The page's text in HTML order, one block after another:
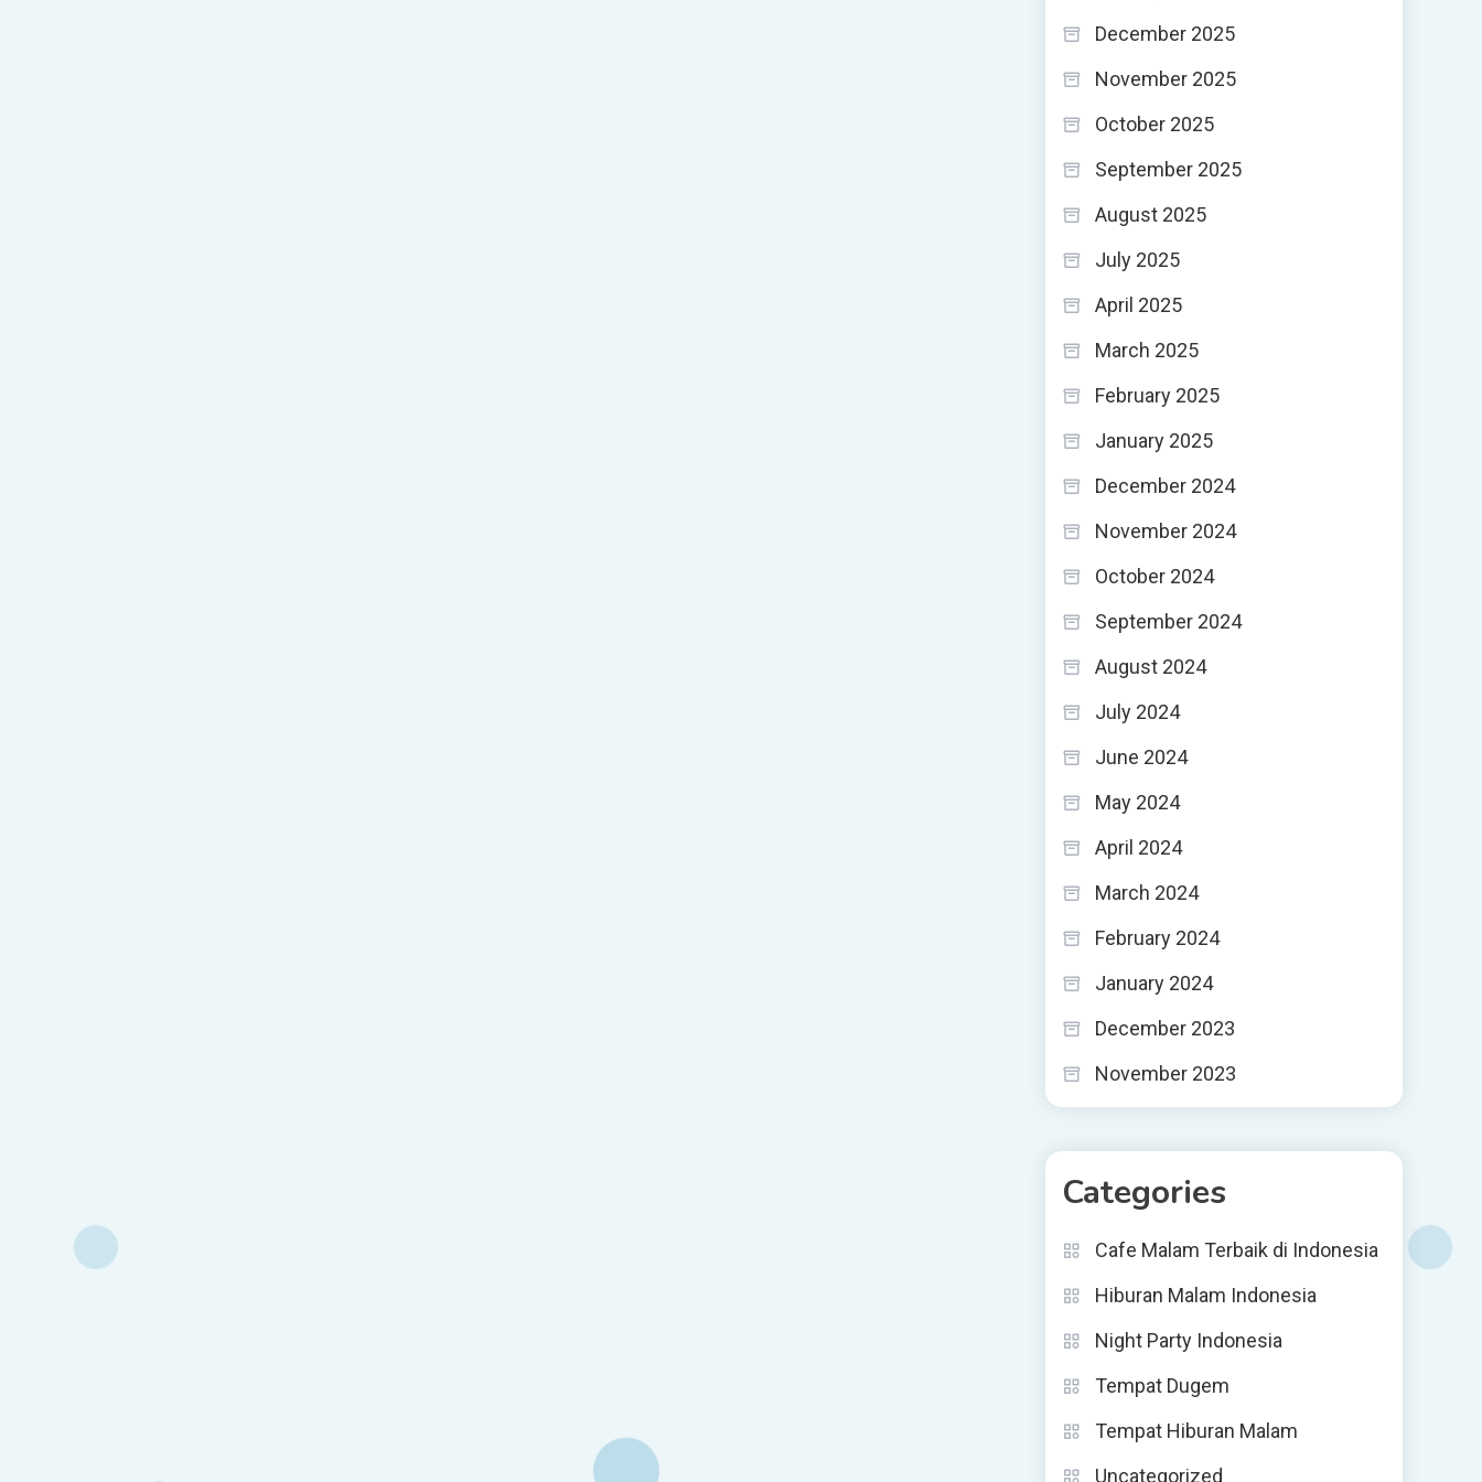
December 2025
November 2025
October 2025
September 2025
August 2025
July 2025
April 2025
March 2025
February 2025
January 2025
December 2024
November 2024
October 2024
September 2024
August 2024
July 2024
June 2024
May 2024
April 2024
March 2024
February 2024
January 2024
December 2023
November 2023
Categories
Cafe Malam Terbaik di Indonesia
Hiburan Malam Indonesia
Night Party Indonesia
Tempat Dugem
Tempat Hiburan Malam
Uncategorized